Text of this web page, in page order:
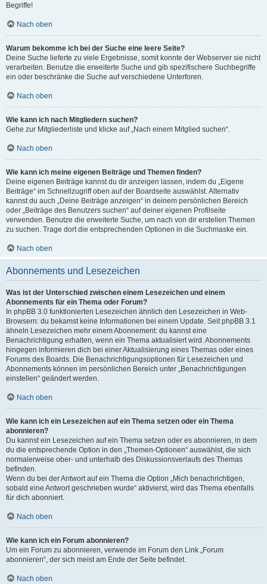
Begriffe!
Nach oben
Warum bekomme ich bei der Suche eine leere Seite?
Deine Suche lieferte zu viele Ergebnisse, somit konnte der Webserver sie nicht
verarbeiten. Benutze die erweiterte Suche und gib spezifischere Suchbegriffe
ein oder beschränke die Suche auf verschiedene Unterforen.
Nach oben
Wie kann ich nach Mitgliedern suchen?
Gehe zur Mitgliederliste und klicke auf „Nach einem Mitglied suchen“.
Nach oben
Wie kann ich meine eigenen Beiträge und Themen finden?
Deine eigenen Beiträge kannst du dir anzeigen lassen, indem du „Eigene
Beiträge“ im Schnellzugriff oben auf der Boardseite auswählst. Alternativ
kannst du auch „Deine Beiträge anzeigen“ in deinem persönlichen Bereich
oder „Beiträge des Benutzers suchen“ auf deiner eigenen Profilseite
verwenden. Benutze die erweiterte Suche, um nach von dir erstellen Themen
zu suchen. Trage dort die entsprechenden Optionen in die Suchmaske ein.
Nach oben
Abonnements und Lesezeichen
Was ist der Unterschied zwischen einem Lesezeichen und einem
Abonnements für ein Thema oder Forum?
In phpBB 3.0 funktionierten Lesezeichen ähnlich den Lesezeichen in Web-
Browsern: du bekamst keine Informationen bei einem Update. Seit phpBB 3.1
ähneln Lesezeichen mehr einem Abonnement: du kannst eine
Benachrichtigung erhalten, wenn ein Thema aktualisiert wird. Abonnements
hingegen informieren dich bei einer Aktualisierung eines Themas oder eines
Forums des Boards. Die Benachrichtigungsoptionen für Lesezeichen und
Abonnements können im persönlichen Bereich unter „Benachrichtigungen
einstellen“ geändert werden.
Nach oben
Wie kann ich ein Lesezeichen auf ein Thema setzen oder ein Thema
abonnieren?
Du kannst ein Lesezeichen auf ein Thema setzen oder es abonnieren, in dem
du die entsprechende Option in den „Themen-Optionen“ auswählst, die sich
normalerweise ober- und unterhalb des Diskussionsverlaufs des Themas
befinden.
Wenn du bei der Antwort auf ein Thema die Option „Mich benachrichtigen,
sobald eine Antwort geschrieben wurde“ aktivierst, wird das Thema ebenfalls
für dich abonniert.
Nach oben
Wie kann ich ein Forum abonnieren?
Um ein Forum zu abonnieren, verwende im Forum den Link „Forum
abonnieren“, der sich meist am Ende der Seite befindet.
Nach oben